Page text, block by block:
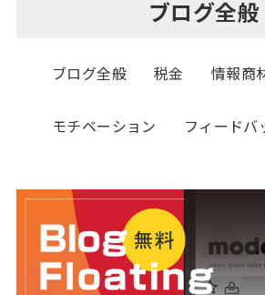
ブログ全般
ブログ全般 税金 情報商
モチベーション フィードバ